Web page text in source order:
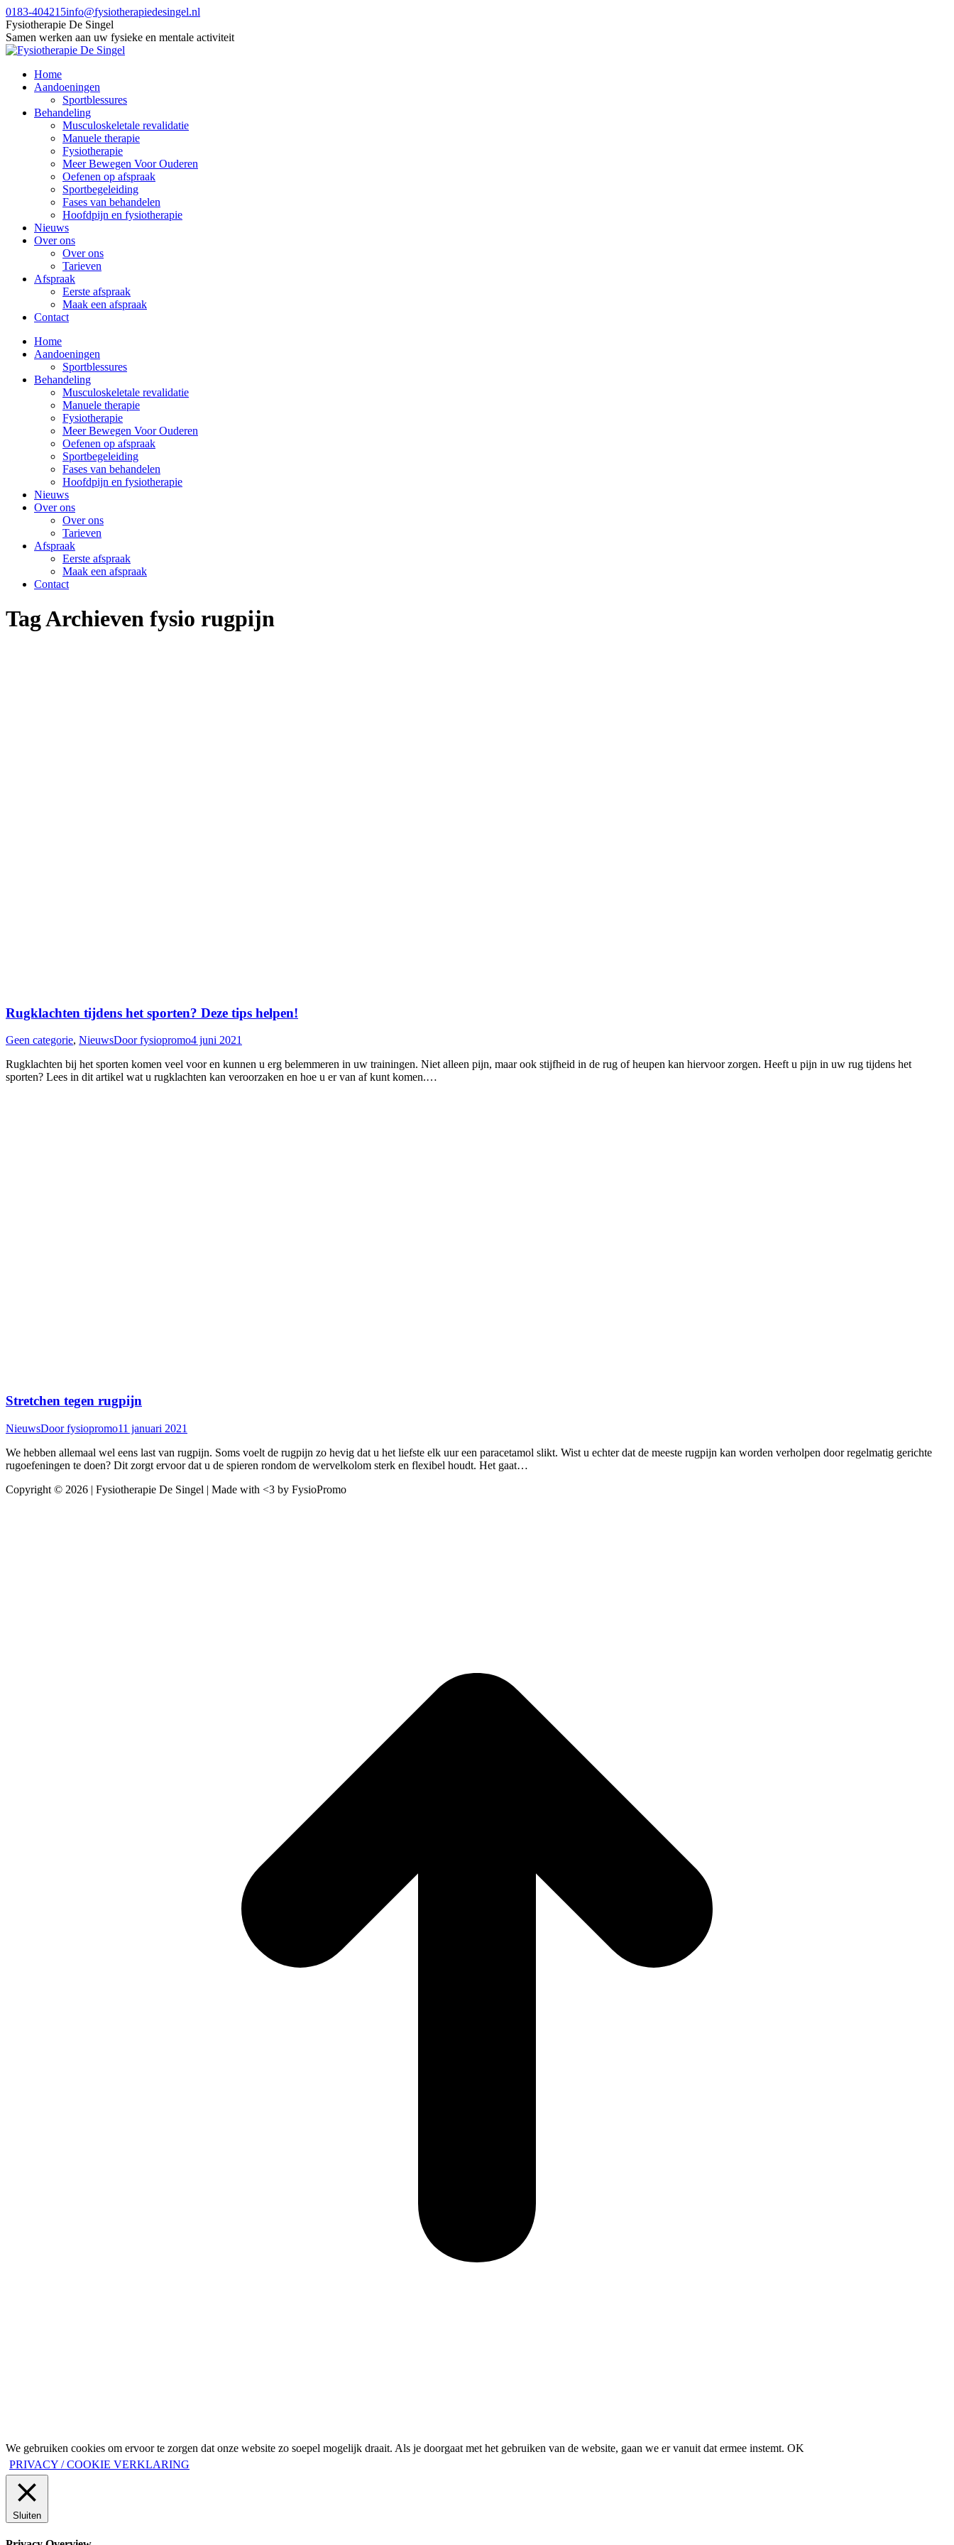
Spring
naar
content
0183-404215info@fysiotherapiedesingel.nl
Facebook
page
opens
new
window
X
page
opens
new
window
Instagram
page
opens
new
window
Fysiotherapie De Singel
Samen werken aan uw fysieke en mentale activiteit
Home
Aandoeningen
Sportblessures
Behandeling
Musculoskeletale revalidatie
Manuele therapie
Fysiotherapie
Meer Bewegen Voor Ouderen
Oefenen op afspraak
Sportbegeleiding
Fases van behandelen
Hoofdpijn en fysiotherapie
Nieuws
Over ons
Over ons
Tarieven
Afspraak
Eerste afspraak
Maak een afspraak
Contact
Home
Aandoeningen
Sportblessures
Behandeling
Musculoskeletale revalidatie
Manuele therapie
Fysiotherapie
Meer Bewegen Voor Ouderen
Oefenen op afspraak
Sportbegeleiding
Fases van behandelen
Hoofdpijn en fysiotherapie
Nieuws
Over ons
Over ons
Tarieven
Afspraak
Eerste afspraak
Maak een afspraak
Contact
Tag Archieven fysio rugpijn
Rugklachten tijdens het sporten? Deze tips helpen!
Geen categorie, NieuwsDoorfysiopromo4 juni 2021
Rugklachten bij het sporten komen veel voor en kunnen u erg belemmeren in uw trainingen. Niet alleen pijn, maar ook stijfheid in de rug of heupen kan hiervoor zorgen. Heeft u pijn in uw rug tijdens het
sporten? Lees in dit artikel wat u rugklachten kan veroorzaken en hoe u er van af kunt komen.…
Stretchen tegen rugpijn
NieuwsDoorfysiopromo11 januari 2021
We hebben allemaal wel eens last van rugpijn. Soms voelt de rugpijn zo hevig dat u het liefste elk uur een paracetamol slikt. Wist u echter dat de meeste rugpijn kan worden verholpen door regelmatig gerichte
rugoefeningen te doen? Dit zorgt ervoor dat u de spieren rondom de wervelkolom sterk en flexibel houdt. Het gaat…
Copyright © 2026 | Fysiotherapie De Singel | Made with <3 by FysioPromo
We gebruiken cookies om ervoor te zorgen dat onze website zo soepel mogelijk draait. Als je doorgaat met het gebruiken van de website, gaan we er vanuit dat ermee instemt. OK
PRIVACY / COOKIE VERKLARING
Sluiten